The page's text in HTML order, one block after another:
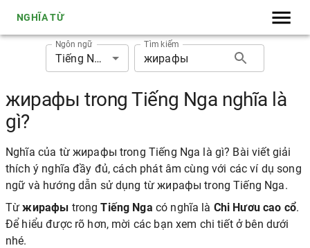
NGHĨA TỪ
Ngôn ngữ
Tiếng Nga
Tìm kiếm
жирафы trong Tiếng Nga nghĩa là
gì?
Nghĩa của từ жирафы trong Tiếng Nga là gì? Bài viết giải
thích ý nghĩa đầy đủ, cách phát âm cùng với các ví dụ song
ngữ và hướng dẫn sử dụng từ жирафы trong Tiếng Nga.
Từжирафы trongTiếng Nga có nghĩa là Chi Hươu cao cổ.
Để hiểu được rõ hơn, mời các bạn xem chi tiết ở bên dưới
nhé.